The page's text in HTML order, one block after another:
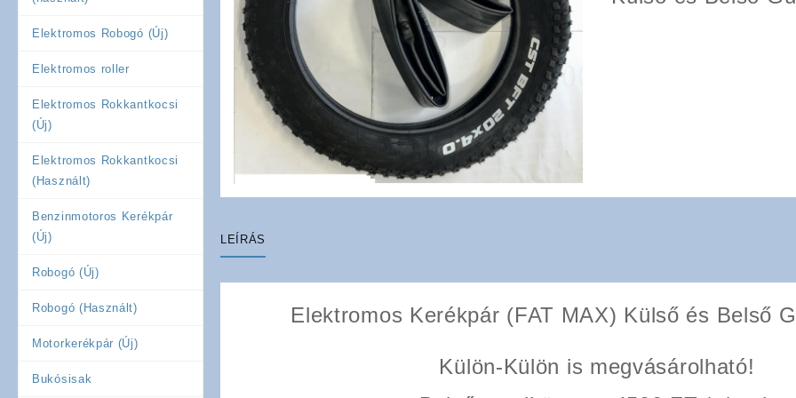
Elektromos Robogó (Új)
Elektromos roller
Elektromos Rokkantkocsi
(Új)
Elektromos Rokkantkocsi
(Használt)
Benzinmotoros Kerékpár
(Új)
Robogó (Új)
Robogó (Használt)
Motorkerékpár (Új)
Bukósisak
LEÍRÁS
Elektromos Kerékpár (FAT MAX) Külső és Belső
Külön-Külön is megvásárolható!